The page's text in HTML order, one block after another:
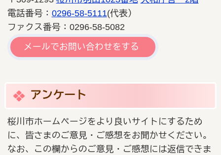
電話番号： 0296-58-5111(代表）
ファクス番号：0296-58-5082
メールでお問い合わせをする
アンケート
桜川市ホームページをより良いサイトにするため
に、皆さまのご意見・ご感想をお聞かせください。
なお、この欄からのご意見・ご感想には返信できま